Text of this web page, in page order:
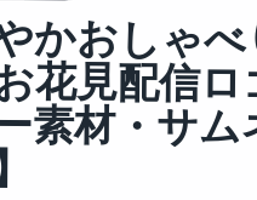
かおしゃべ
花見配信ロ
素材・サ